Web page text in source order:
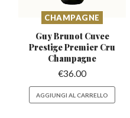
CHAMPAGNE
Guy Brunot Cuvee
PrestigePremier Cru
Champagne
€36.00
AGGIUNGI AL CARRELLO